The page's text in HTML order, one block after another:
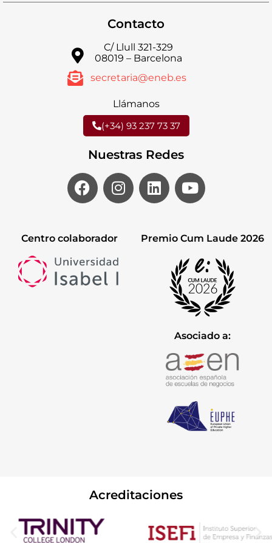
Contacto
C/ Llull 321-329
08019 – Barcelona
secretaria@eneb.es
Llámanos
(+34) 93 237 73 37
Nuestras Redes
Centro colaborador Premio Cum Laude 2026
Asociado a:
Acreditaciones